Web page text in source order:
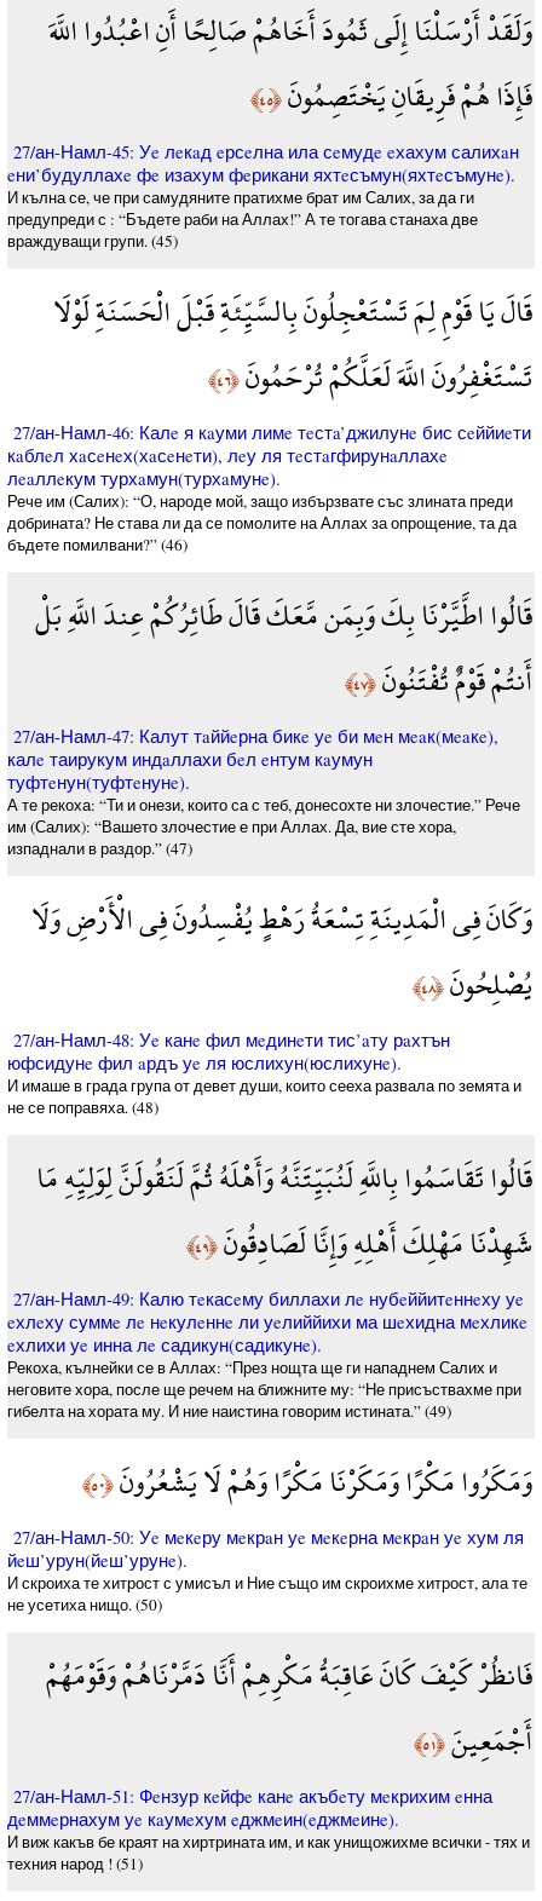
وَلَقَدْ أَرْسَلْنَا إِلَى ثَمُودَ أَخَاهُمْ صَالِحًا أَنِ اعْبُدُوا اللَّهَ
فَإِذَا هُمْ فَرِيقَانِ يَخْتَصِمُونَ﴿٤٥﴾
27/ан-Намл-45: Уe лeкaд eрсeлна ила сeмудe eхахум салихaн
eни’будуллахe фe изахум фeрикани яхтeсъмун(яхтeсъмунe).
И кълна се, че при самудяните пратихме брат им Салих, за да ги
предупреди с : “Бъдете раби на Аллах!” А те тогава станаха две
враждуващи групи. (45)
قَالَ يَا قَوْمِ لِمَ تَسْتَعْجِلُونَ بِالسَّيِّئَةِ قَبْلَ الْحَسَنَةِ لَوْلَا
تَسْتَغْفِرُونَ اللَّهَ لَعَلَّكُمْ تُرْحَمُونَ﴿٤٦﴾
27/ан-Намл-46: Калe я кaуми лимe тeстa’джилунe бис сeййиeти
кaблeл хaсeнeх(хaсeнeти), лeу ля тeстaгфирунaллахe
лeaллeкум турхaмун(турхaмунe).
Рече им (Салих): “О, народе мой, защо избързвате със злината преди
добрината? Не става ли да се помолите на Аллах за опрощение, та да
бъдете помилвани?” (46)
قَالُوا اطَّيَّرْنَا بِكَ وَبِمَن مَّعَكَ قَالَ طَائِرُكُمْ عِندَ اللَّهِ بَلْ
أَنتُمْ قَوْمٌ تُفْتَنُونَ﴿٤٧﴾
27/ан-Намл-47: Калут тaййeрна бикe уe би мeн мeaк(мeaкe),
калe таирукум индaллахи бeл eнтум кaумун
туфтeнун(туфтeнунe).
А те рекоха: “Ти и онези, които са с теб, донесохте ни злочестие.” Рече
им (Салих): “Вашето злочестие е при Аллах. Да, вие сте хора,
изпаднали в раздор.” (47)
وَكَانَ فِي الْمَدِينَةِ تِسْعَةُ رَهْطٍ يُفْسِدُونَ فِي الْأَرْضِ وَلَا
يُصْلِحُونَ﴿٤٨﴾
27/ан-Намл-48: Уe канe фил мeдинeти тис’aту рaхтън
юфсидунe фил aрдъ уe ля юслихун(юслихунe).
И имаше в града група от девет души, които сееха развала по земята и
не се поправяха. (48)
قَالُوا تَقَاسَمُوا بِاللَّهِ لَنُبَيِّتَنَّهُ وَأَهْلَهُ ثُمَّ لَنَقُولَنَّ لِوَلِيِّهِ مَا
شَهِدْنَا مَهْلِكَ أَهْلِهِ وَإِنَّا لَصَادِقُونَ﴿٤٩﴾
27/ан-Намл-49: Калю тeкасeму биллахи лe нубeййитeннeху уe
eхлeху суммe лe нeкулeннe ли уeлиййихи ма шeхидна мeхликe
eхлихи уe инна лe садикун(садикунe).
Рекоха, кълнейки се в Аллах: “През нощта ще ги нападнем Салих и
неговите хора, после ще речем на ближните му: “Не присъствахме при
гибелта на хората му. И ние наистина говорим истината.” (49)
وَمَكَرُوا مَكْرًا وَمَكَرْنَا مَكْرًا وَهُمْ لَا يَشْعُرُونَ﴿٥٠﴾
27/ан-Намл-50: Уe мeкeру мeкрaн уe мeкeрна мeкрaн уe хум ля
йeш’урун(йeш’урунe).
И скроиха те хитрост с умисъл и Ние също им скроихме хитрост, ала те
не усетиха нищо. (50)
فَانظُرْ كَيْفَ كَانَ عَاقِبَةُ مَكْرِهِمْ أَنَّا دَمَّرْنَاهُمْ وَقَوْمَهُمْ
أَجْمَعِينَ﴿٥١﴾
27/ан-Намл-51: Фeнзур кeйфe канe акъбeту мeкрихим eнна
дeммeрнахум уe кaумeхум eджмeин(eджмeинe).
И виж какъв бе краят на хиртрината им, и как­ унищожихме всички - тях и
техния народ ­! (51)